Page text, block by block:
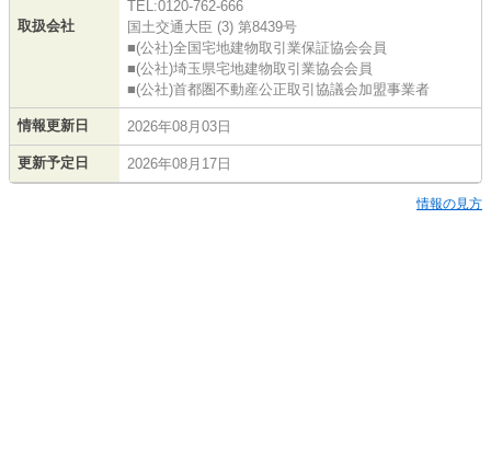
取扱会社
TEL:0120-762-666
国土交通大臣 (3) 第8439号
■(公社)全国宅地建物取引業保証協会会員
■(公社)埼玉県宅地建物取引業協会会員
■(公社)首都圏不動産公正取引協議会加盟事業者
情報更新日 2026年08月03日
更新予定日 2026年08月17日
情報の見方